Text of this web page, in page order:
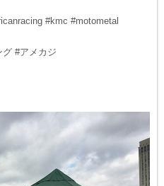
#kmc #motometal
#アメカジ